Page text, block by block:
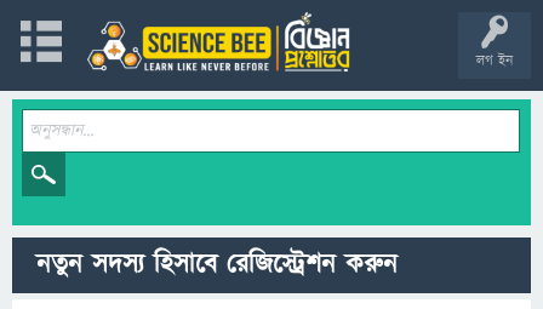
লগ ইন
নতুন সদস্য হিসাবে রেজিস্ট্রেশন করুন